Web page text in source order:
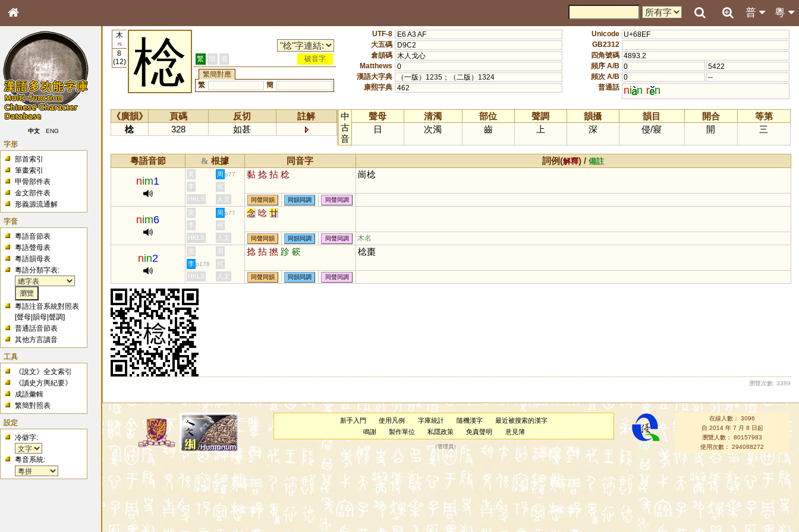
粵
普
中文 ENG
字形
部首索引
筆畫索引
甲骨部件表
金文部件表
形義源流通解
字音
粵語音節表
粵語聲母表
粵語韻母表
粵語分類字表:
粵語注音系統對照表
[聲母 |韻母 |聲調]
普通話音節表
其他方言讀音
工具
《說文》全文索引
《讀史方輿紀要》
成語彙輯
繁簡對照表
設定
冷僻字:
粵音系統:
木
75
8
(12)
棯 繁 簡 港
破音字
繁簡對應
繁
簡
UTF-8
E6 A3 AF
大五碼
D9C2
倉頡碼
木人戈心
Matthews
0
漢語大字典
（一版）1235；（二版）1324
康熙字典 462
Unicode U+68EF
GB2312
四角號碼 4893.2
頻序 A/B 0
5422
頻次 A/B 0
--
普通話 ni n r n
《廣韻》 頁碼 反切
註解
棯
328 如甚
中
古
音
聲母 清濁 部位 聲調 韻攝 韻目 開合
等第
日
次濁 齒 上 深 侵/寢 開 三
粵語音節 & 根據 同音字 詞例(解釋) /備註
nim1
黃 周 p77 黏 捻 拈 稔 崗棯
李
何
HKLS
人文 同聲同韻 同韻同調 同聲同調
nim6
黃 周 p77 念 唸 廿
李
何
HKLS
人文 同聲同韻 同韻同調 同聲同調 木名
nin2
黃 周 捻 拈 撚 跈 簐 棯棗
李 p178
何
HKLS
人文 同聲同韻 同韻同調 同聲同調
瀏覽次數: 3389
新手入門 使用凡例 字庫統計 隨機漢字
最近被搜索的漢字
鳴謝
製作單位 私隱政策 免責聲明 意見簿
（管理員 ）
在線人數： 3096
自 2014 年 7 月 8 日起
瀏覽人數： 80157983
使用次數： 294088272